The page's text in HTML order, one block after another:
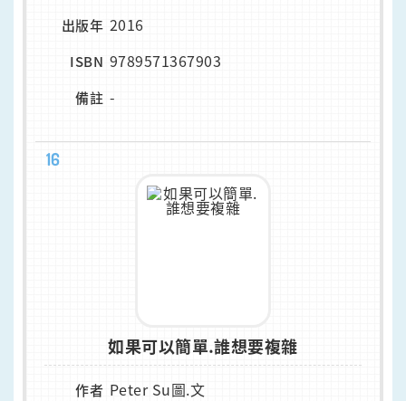
出版年 2016
ISBN 9789571367903
備註 -
16
如果可以簡單.誰想要複雜
作者 Peter Su圖.文